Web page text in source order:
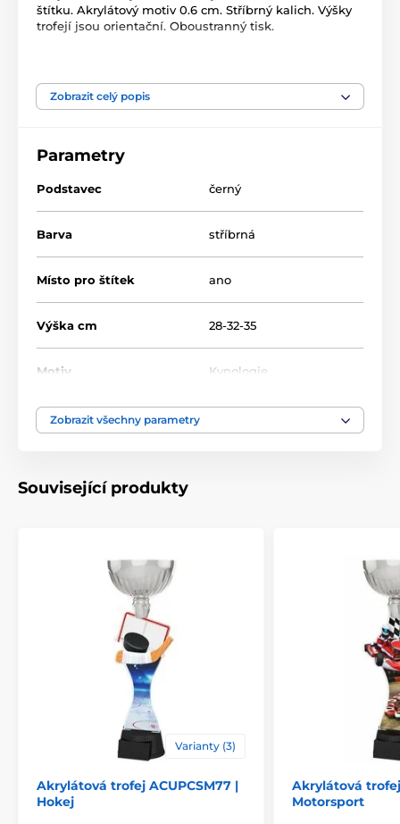
štítku. Akrylátový motiv 0.6 cm. Stříbrný kalich. Výšky
trofejí jsou orientační. Oboustranný tisk.
Kynologie Acrylic line
Zobrazit celý popis
Parametry
Podstavec černý
Barva stříbrná
Místo pro štítek ano
Výška cm 28-32-35
Motiv Kynologie
Produktová řada
Zobrazit všechny parametry
Související produkty
Varianty (3)
Akrylátová trofej ACUPCSM77 |
Hokej
Akrylátová trofej
Motorsport